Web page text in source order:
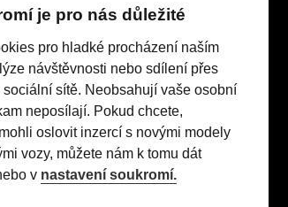
IČO: 04950895
Realizace 2023Comin.cz, s.r.o.
lead management GROWITO
Pořizovací cena s DPH: 579 990 Kč,
nabídka je určena pro fyzické osoby
je pro nás důležité
pro hladké procházení naším
návštěvnosti nebo sdílení přes
sítě. Neobsahují vaše osobní
neposílají. Pokud chcete,
oslovit inzercí s novými modely
vozy, můžete nám k tomu dát
v nastavení soukromí.